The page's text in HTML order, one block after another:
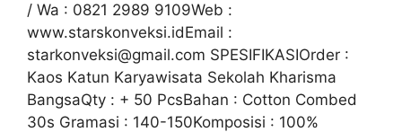
/ Wa : 0821 2989 9109Web :
www.starskonveksi.idEmail :
starkonveksi@gmail.com SPESIFIKASIOrder :
Kaos Katun Karyawisata Sekolah Kharisma
BangsaQty : + 50 PcsBahan : Cotton Combed
30s Gramasi : 140-150Komposisi : 100%